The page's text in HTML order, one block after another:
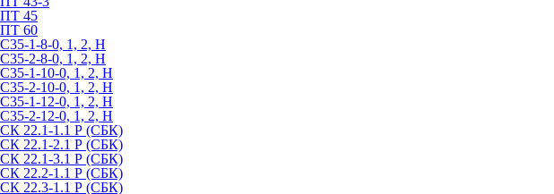
ПТ 45
ПТ 60
С35-1-8-0, 1, 2, Н
С35-2-8-0, 1, 2, Н
С35-1-10-0, 1, 2, Н
С35-2-10-0, 1, 2, Н
С35-1-12-0, 1, 2, Н
С35-2-12-0, 1, 2, Н
СК 22.1-1.1 Р (СБК)
СК 22.1-2.1 Р (СБК)
СК 22.1-3.1 Р (СБК)
СК 22.2-1.1 Р (СБК)
СК 22.3-1.1 Р (СБК)